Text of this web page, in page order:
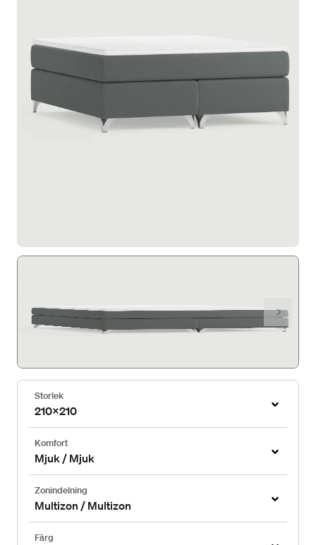
Storlek
210x210
Komfort
Mjuk / Mjuk
Zonindelning
Multizon / Multizon
Färg